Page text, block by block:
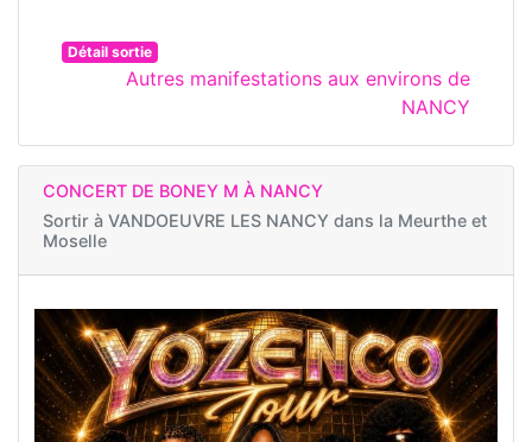
Détail sortie
Autres manifestations aux environs de
NANCY
CONCERT DE BONEY M À NANCY
Sortir à VANDOEUVRE LES NANCY dans la Meurthe et
Moselle